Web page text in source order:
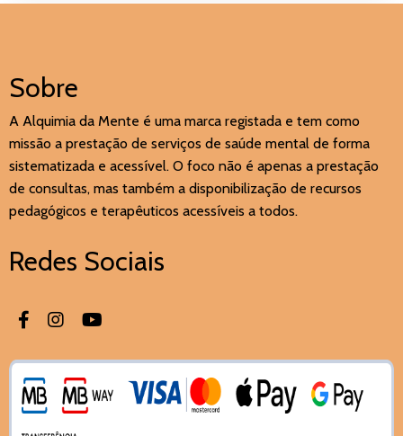
Sobre
A Alquimia da Mente é uma marca registada e tem como
missão a prestação de serviços de saúde mental de forma
sistematizada e acessível. O foco não é apenas a prestação
de consultas, mas também a disponibilização de recursos
pedagógicos e terapêuticos acessíveis a todos.
Redes Sociais